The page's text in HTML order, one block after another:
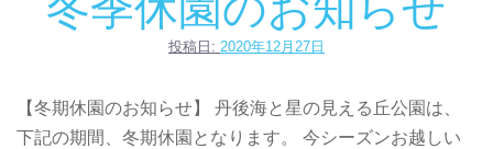
投稿日: 2020年12月27日
【冬期休園のお知らせ】 丹後海と星の見える丘公園は、
下記の期間、冬期休園となります。 今シーズンお越しい